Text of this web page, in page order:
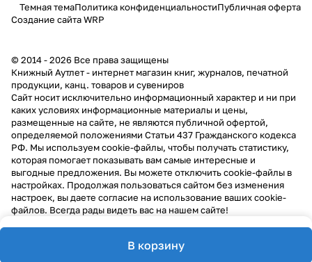
В корзину
Темная темаПолитика конфиденциальностиПубличная оферта
Создание сайтаWRP
© 2014 - 2026 Все права защищены
Книжный Аутлет - интернет магазин книг, журналов, печатной
продукции, канц. товаров и сувениров
Cайт носит исключительно информационный характер и ни при
каких условиях информационные материалы и цены,
размещенные на сайте, не являются публичной офертой,
определяемой положениями Статьи 437 Гражданского кодекса
РФ. Мы используем cookie-файлы, чтобы получать статистику,
которая помогает показывать вам самые интересные и
выгодные предложения. Вы можете отключить cookie-файлы в
настройках. Продолжая пользоваться сайтом без изменения
настроек, вы даете согласие на использование ваших cookie-
файлов. Всегда рады видеть вас на нашем сайте!